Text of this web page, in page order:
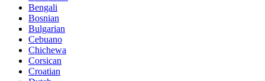
Bengali
Bosnian
Bulgarian
Cebuano
Chichewa
Corsican
Croatian